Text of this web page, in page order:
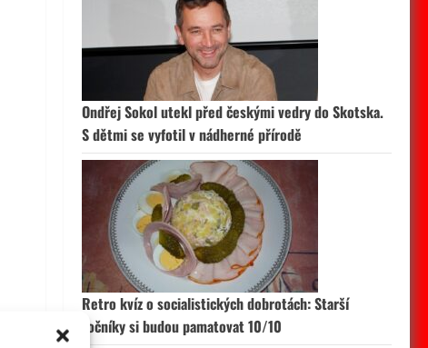
Ondřej Sokol utekl před českými vedry do Skotska.
S dětmi se vyfotil v nádherné přírodě
Retro kvíz o socialistických dobrotách: Starší
ročníky si budou pamatovat 10/10